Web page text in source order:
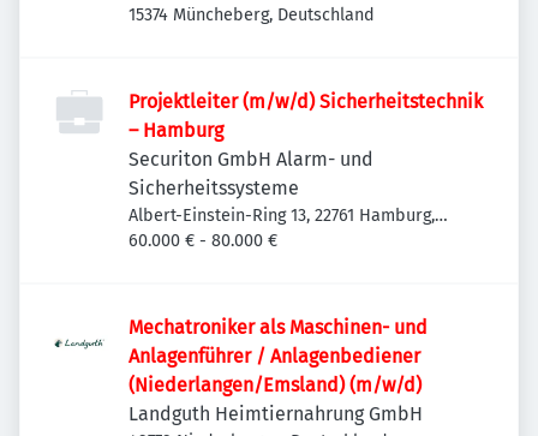
15374 Müncheberg, Deutschland
Projektleiter (m/w/d) Sicherheitstechnik
– Hamburg
Securiton GmbH Alarm- und
Sicherheitssysteme
Albert-Einstein-Ring 13, 22761 Hamburg,
Deutschland
60.000 € - 80.000 €
Mechatroniker als Maschinen- und
Anlagenführer / Anlagenbediener
(Niederlangen/Emsland) (m/w/d)
Landguth Heimtiernahrung GmbH